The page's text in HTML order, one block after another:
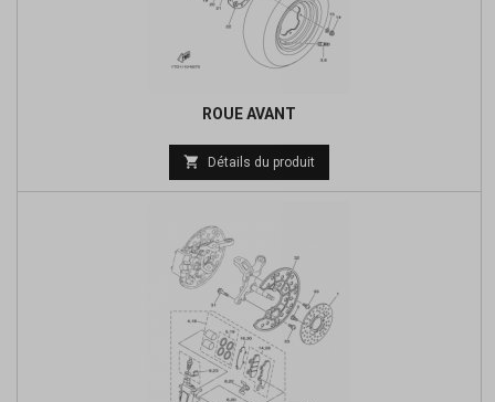
ROUE AVANT
Prix
de
 Détails du produit